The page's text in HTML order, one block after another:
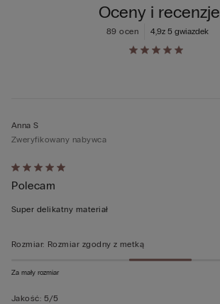
Oceny i recenzje
4,9z 5 gwiazdek
89 ocen
Ocena
5
z
Anna S
Zweryfikowany nabywca
Polecam
Super delikatny materiał
Rozmiar: Rozmiar zgodny z metką
Za mały rozmiar
Jakość: 5/5